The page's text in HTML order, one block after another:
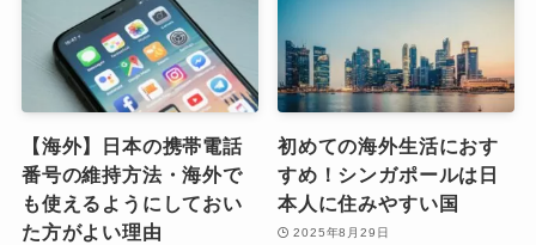
【海外】日本の携帯電話
番号の維持方法・海外で
も使えるようにしておい
た方がよい理由
初めての海外生活におす
すめ！シンガポールは日
本人に住みやすい国
2025年8月29日